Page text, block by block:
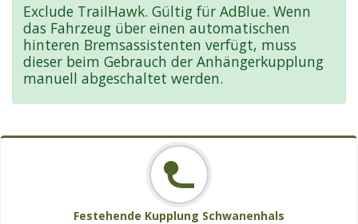
Exclude TrailHawk. Gültig für AdBlue. Wenn
das Fahrzeug über einen automatischen
hinteren Bremsassistenten verfügt, muss
dieser beim Gebrauch der Anhängerkupplung
manuell abgeschaltet werden.
Festehende Kupplung Schwanenhals